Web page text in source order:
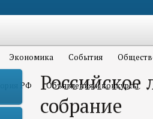
Экономика События
РФ Объявления и конкурсы
Российское
собрание